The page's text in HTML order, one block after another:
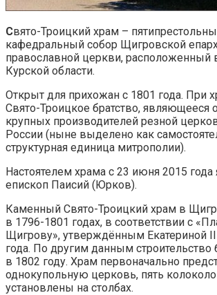
Свято-Троицкий храм –
кафедральный собор Щигровской
православной церкви, расположенный
Курской области.
Открыт для прихожан с 1801 года. При
Свято-Троицкое братство, являющееся
крупных производителей резной
России (ныне выделено как
структурная единица митрополии).
Настоятелем храма с 23 июня 2015 года
епископ Паисий (Юрков).
Каменный Свято-Троицкий храм в
в 1796-1801 годах, в соответствии с
Щигрову», утверждённым Екатериной
года. По другим данным
в 1802 году. Храм первоначально
однокупольную церковь, пять
установлены на столбах.